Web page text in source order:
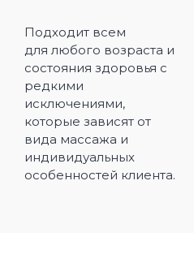
Подходит всем
для любого возраста и
состояния здоровья с
редкими
исключениями,
которые зависят от
вида массажа и
индивидуальных
особенностей клиента.